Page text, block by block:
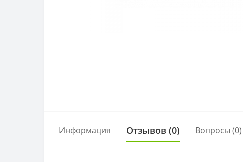
Информация Отзывов (0) Вопросы (0)